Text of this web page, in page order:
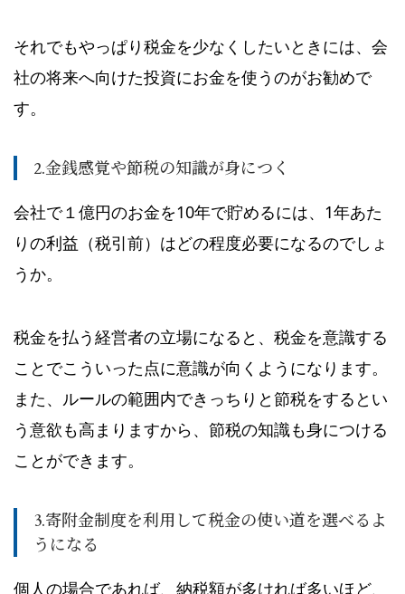
それでもやっぱり税金を少なくしたいときには、会
社の将来へ向けた投資にお金を使うのがお勧めで
す。
2.金銭感覚や節税の知識が身につく
会社で１億円のお金を10年で貯めるには、1年あた
りの利益（税引前）はどの程度必要になるのでしょ
うか。
税金を払う経営者の立場になると、税金を意識する
ことでこういった点に意識が向くようになります。
また、ルールの範囲内できっちりと節税をするとい
う意欲も高まりますから、節税の知識も身につける
ことができます。
3.寄附金制度を利用して税金の使い道を選べるよ
うになる
個人の場合であれば、納税額が多ければ多いほど、